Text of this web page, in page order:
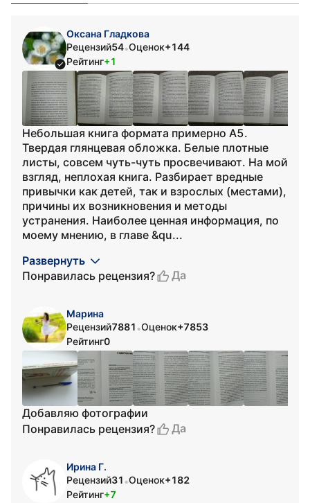
Оксана Гладкова
Рецензий54•Оценок+144
Рейтинг+1
Небольшая книга формата примерно А5.
Твердая глянцевая обложка. Белые плотные
листы, совсем чуть-чуть просвечивают. На мой
взгляд, неплохая книга. Разбирает вредные
привычки как детей, так и взрослых (местами),
причины их возникновения и методы
устранения. Наиболее ценная информация, по
моему мнению, в главе &qu...
Развернуть
Понравилась рецензия?
Да
Марина
Рецензий7881 •Оценок+7853
Рейтинг0
Добавляю фотографии
Понравилась рецензия?
Да
Ирина Г.
Рецензий31 •Оценок+182
Рейтинг+7